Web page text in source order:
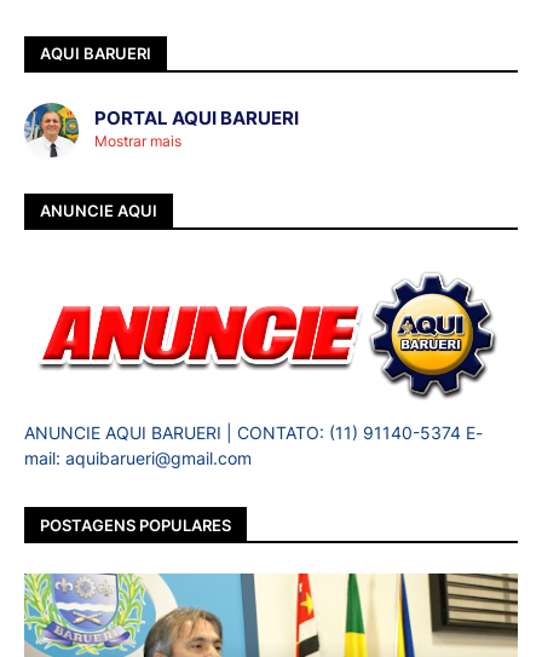
AQUI BARUERI
PORTAL AQUI BARUERI
Mostrar mais
ANUNCIE AQUI
ANUNCIE AQUI BARUERI | CONTATO: (11) 91140-5374 E-
mail: aquibarueri@gmail.com
POSTAGENS POPULARES